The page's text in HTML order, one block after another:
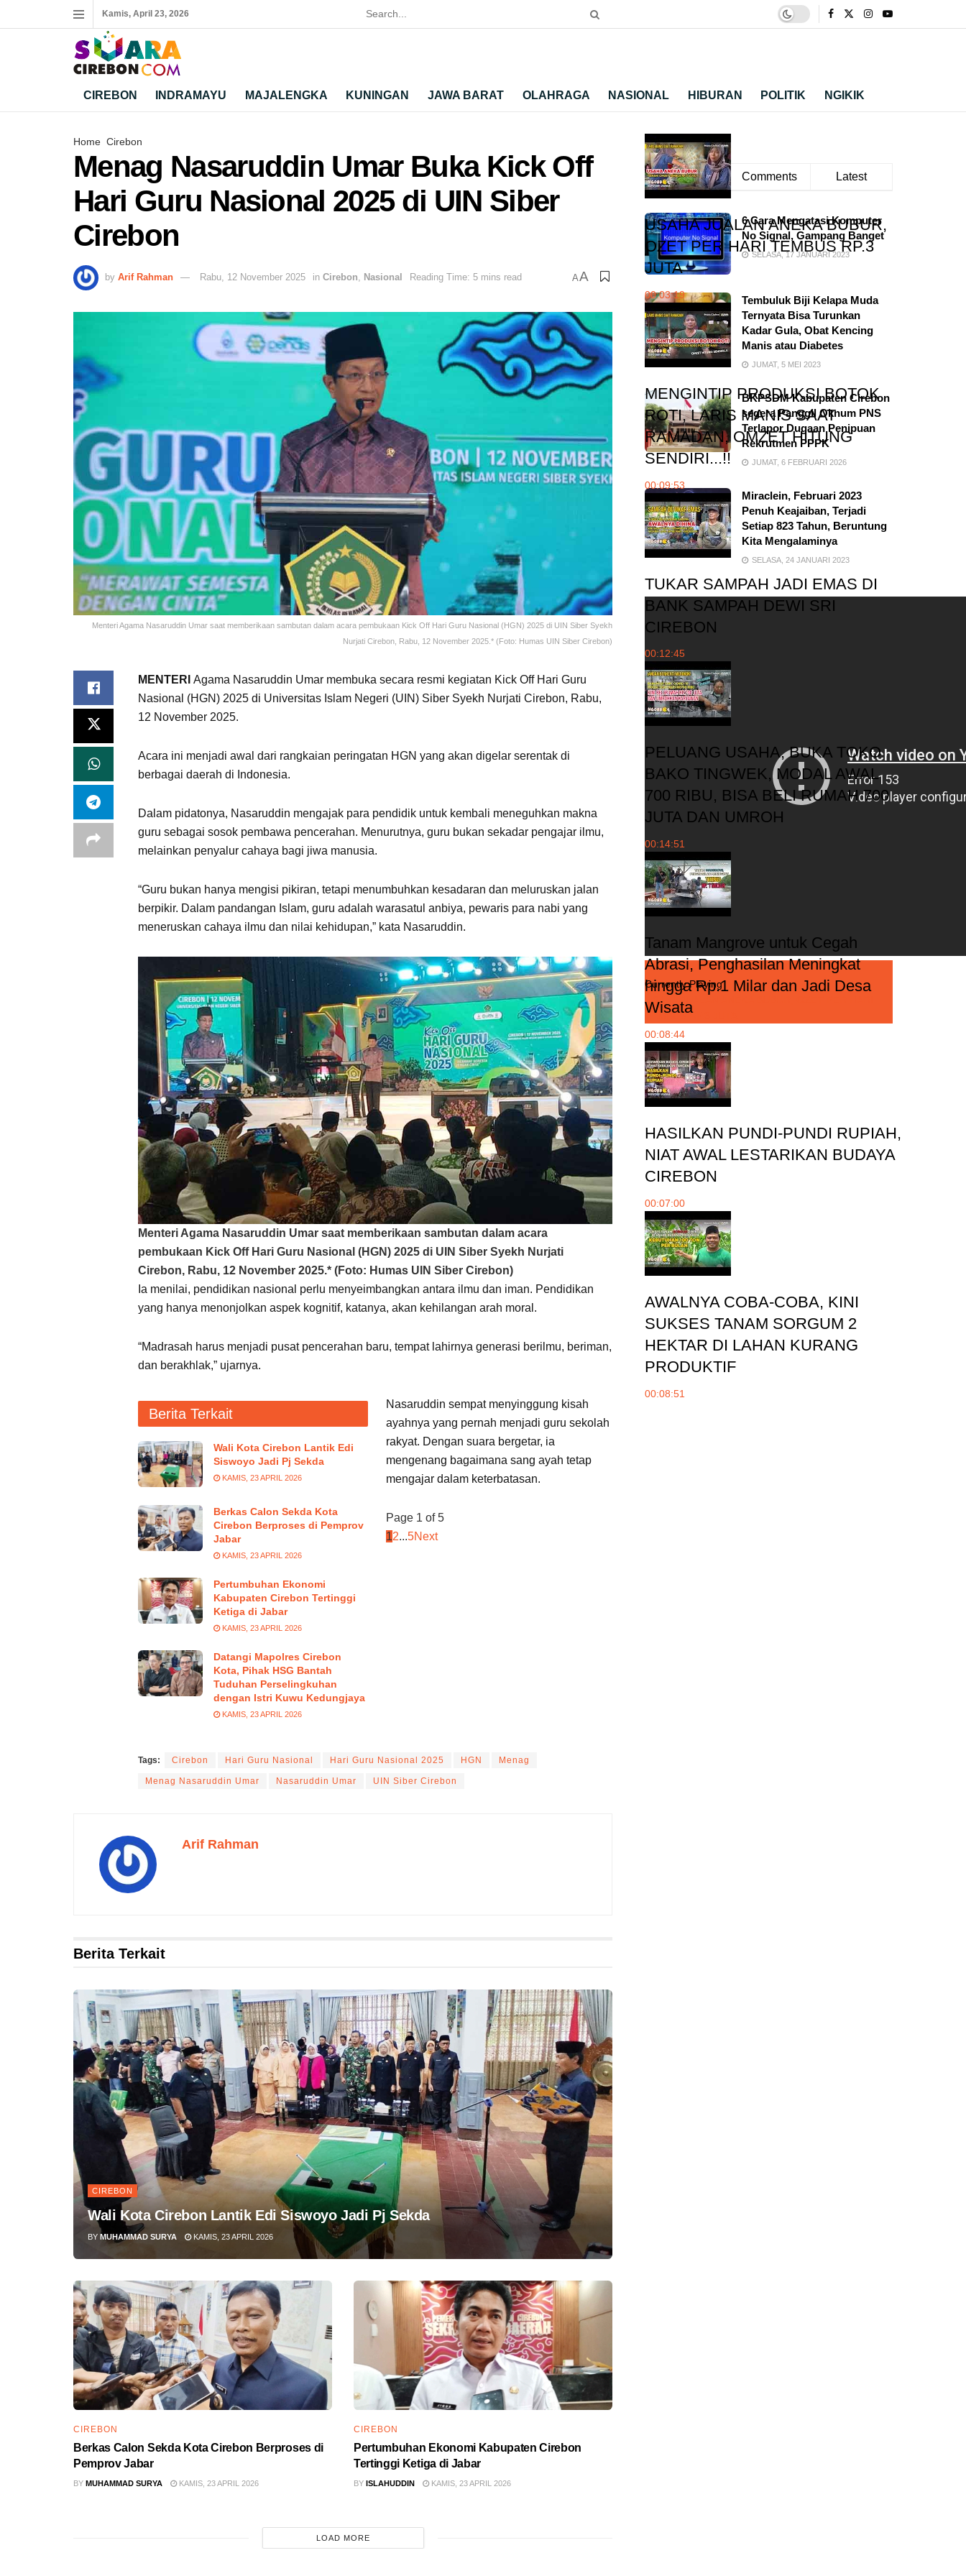
Kamis, April 23, 2026
CIREBON INDRAMAYU MAJALENGKA KUNINGAN JAWA BARAT OLAHRAGA NASIONAL HIBURAN POLITIK NGIKIK
Home Cirebon
Menag Nasaruddin Umar Buka Kick Off
Hari Guru Nasional 2025 di UIN Siber
Cirebon
by Arif Rahman Rabu, 12 November 2025 in Cirebon Nasional Reading Time: 5 mins read AA
Menteri Agama Nasaruddin Umar saat memberikaan sambutan dalam acara pembukaan Kick Off Hari Guru Nasional (HGN) 2025 di UIN Siber Syekh
Nurjati Cirebon, Rabu, 12 November 2025.* (Foto: Humas UIN Siber Cirebon)
MENTERI Agama Nasaruddin Umar membuka secara resmi kegiatan Kick Off Hari Guru
Nasional (HGN) 2025 di Universitas Islam Negeri (UIN) Siber Syekh Nurjati Cirebon, Rabu,
12 November 2025.
Acara ini menjadi awal dari rangkaian peringatan HGN yang akan digelar serentak di
berbagai daerah di Indonesia.
Dalam pidatonya, Nasaruddin mengajak para pendidik untuk kembali meneguhkan makna
guru sebagai sosok pembawa pencerahan. Menurutnya, guru bukan sekadar pengajar ilmu,
melainkan penyalur cahaya bagi jiwa manusia.
“Guru bukan hanya mengisi pikiran, tetapi menumbuhkan kesadaran dan meluruskan jalan
berpikir. Dalam pandangan Islam, guru adalah warasatul anbiya, pewaris para nabi yang
meneruskan cahaya ilmu dan nilai kehidupan,” kata Nasaruddin.
Menteri Agama Nasaruddin Umar saat memberikaan sambutan dalam acara
pembukaan Kick Off Hari Guru Nasional (HGN) 2025 di UIN Siber Syekh Nurjati
Cirebon, Rabu, 12 November 2025.* (Foto: Humas UIN Siber Cirebon)
Ia menilai, pendidikan nasional perlu menyeimbangkan antara ilmu dan iman. Pendidikan
yang hanya menonjolkan aspek kognitif, katanya, akan kehilangan arah moral.
“Madrasah harus menjadi pusat pencerahan baru, tempat lahirnya generasi berilmu, beriman,
dan berakhlak,” ujarnya.
Berita Terkait
Wali Kota Cirebon Lantik Edi
Siswoyo Jadi Pj Sekda
KAMIS, 23 APRIL 2026
Berkas Calon Sekda Kota
Cirebon Berproses di Pemprov
Jabar
KAMIS, 23 APRIL 2026
Pertumbuhan Ekonomi
Kabupaten Cirebon Tertinggi
Ketiga di Jabar
KAMIS, 23 APRIL 2026
Datangi Mapolres Cirebon
Kota, Pihak HSG Bantah
Tuduhan Perselingkuhan
dengan Istri Kuwu Kedungjaya
KAMIS, 23 APRIL 2026
Nasaruddin sempat menyinggung kisah
ayahnya yang pernah menjadi guru sekolah
rakyat. Dengan suara bergetar, ia
mengenang bagaimana sang ayah tetap
mengajar dalam keterbatasan.
Page 1 of 5
12...5Next
Tags: Cirebon Hari Guru Nasional Hari Guru Nasional 2025 HGN Menag
Menag Nasaruddin Umar Nasaruddin Umar UIN Siber Cirebon
Arif Rahman
Berita Terkait
CIREBON
Wali Kota Cirebon Lantik Edi Siswoyo Jadi Pj Sekda
BY MUHAMMAD SURYA KAMIS, 23 APRIL 2026
CIREBON
Berkas Calon Sekda Kota Cirebon Berproses di
Pemprov Jabar
BY MUHAMMAD SURYA KAMIS, 23 APRIL 2026
CIREBON
Pertumbuhan Ekonomi Kabupaten Cirebon
Tertinggi Ketiga di Jabar
BY ISLAHUDDIN KAMIS, 23 APRIL 2026
LOAD MORE
Trending Comments Latest
6 Cara Mengatasi Komputer
No Signal, Gampang Banget
SELASA, 17 JANUARI 2023
Tembuluk Biji Kelapa Muda
Ternyata Bisa Turunkan
Kadar Gula, Obat Kencing
Manis atau Diabetes
JUMAT, 5 MEI 2023
BKPSDM Kabupaten Cirebon
segera Panggil Oknum PNS
Terlapor Dugaan Penipuan
Rekrutmen PPPK
JUMAT, 6 FEBRUARI 2026
Miraclein, Februari 2023
Penuh Keajaiban, Terjadi
Setiap 823 Tahun, Beruntung
Kita Mengalaminya
SELASA, 24 JANUARI 2023
Currently Playing
USAHA JUALAN ANEKA BUBUR, OZET PER HARI
TEMBUS RP.3 JUTA
USAHA JUALAN ANEKA BUBUR,
OZET PER HARI TEMBUS RP.3
JUTA
00:03:19
MENGINTIP PRODUKSI BOTOK
ROTI, LARIS MANIS SAAT
RAMADAN, OMZET HITUNG
SENDIRI...!!
00:09:53
TUKAR SAMPAH JADI EMAS DI
BANK SAMPAH DEWI SRI
CIREBON
00:12:45
PELUANG USAHA, BUKA TOKO
BAKO TINGWEK, MODAL AWAL
700 RIBU, BISA BELI RUMAH 700
JUTA DAN UMROH
00:14:51
Tanam Mangrove untuk Cegah
Abrasi, Penghasilan Meningkat
hingga Rp.1 Milar dan Jadi Desa
Wisata
00:08:44
HASILKAN PUNDI-PUNDI RUPIAH,
NIAT AWAL LESTARIKAN BUDAYA
CIREBON
00:07:00
AWALNYA COBA-COBA, KINI
SUKSES TANAM SORGUM 2
HEKTAR DI LAHAN KURANG
PRODUKTIF
00:08:51